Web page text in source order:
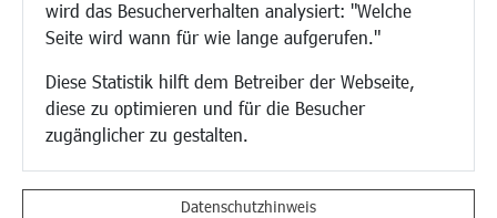
wird das Besucherverhalten analysiert: "Welche
Seite wird wann für wie lange aufgerufen."
Diese Statistik hilft dem Betreiber der Webseite,
diese zu optimieren und für die Besucher
zugänglicher zu gestalten.
Datenschutzhinweis
Stadtarchiv
Museen
Hotels/Unterkünfte
Gastronomie
Kunstszene
Vereine und Institutionen